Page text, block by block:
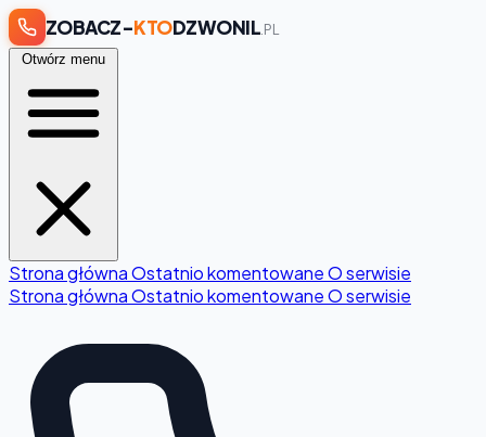
ZOBACZ-KTODZWONIL .PL
Otwórz menu
Strona głównaOstatnio komentowaneO serwisie
Strona głównaOstatnio komentowaneO serwisie